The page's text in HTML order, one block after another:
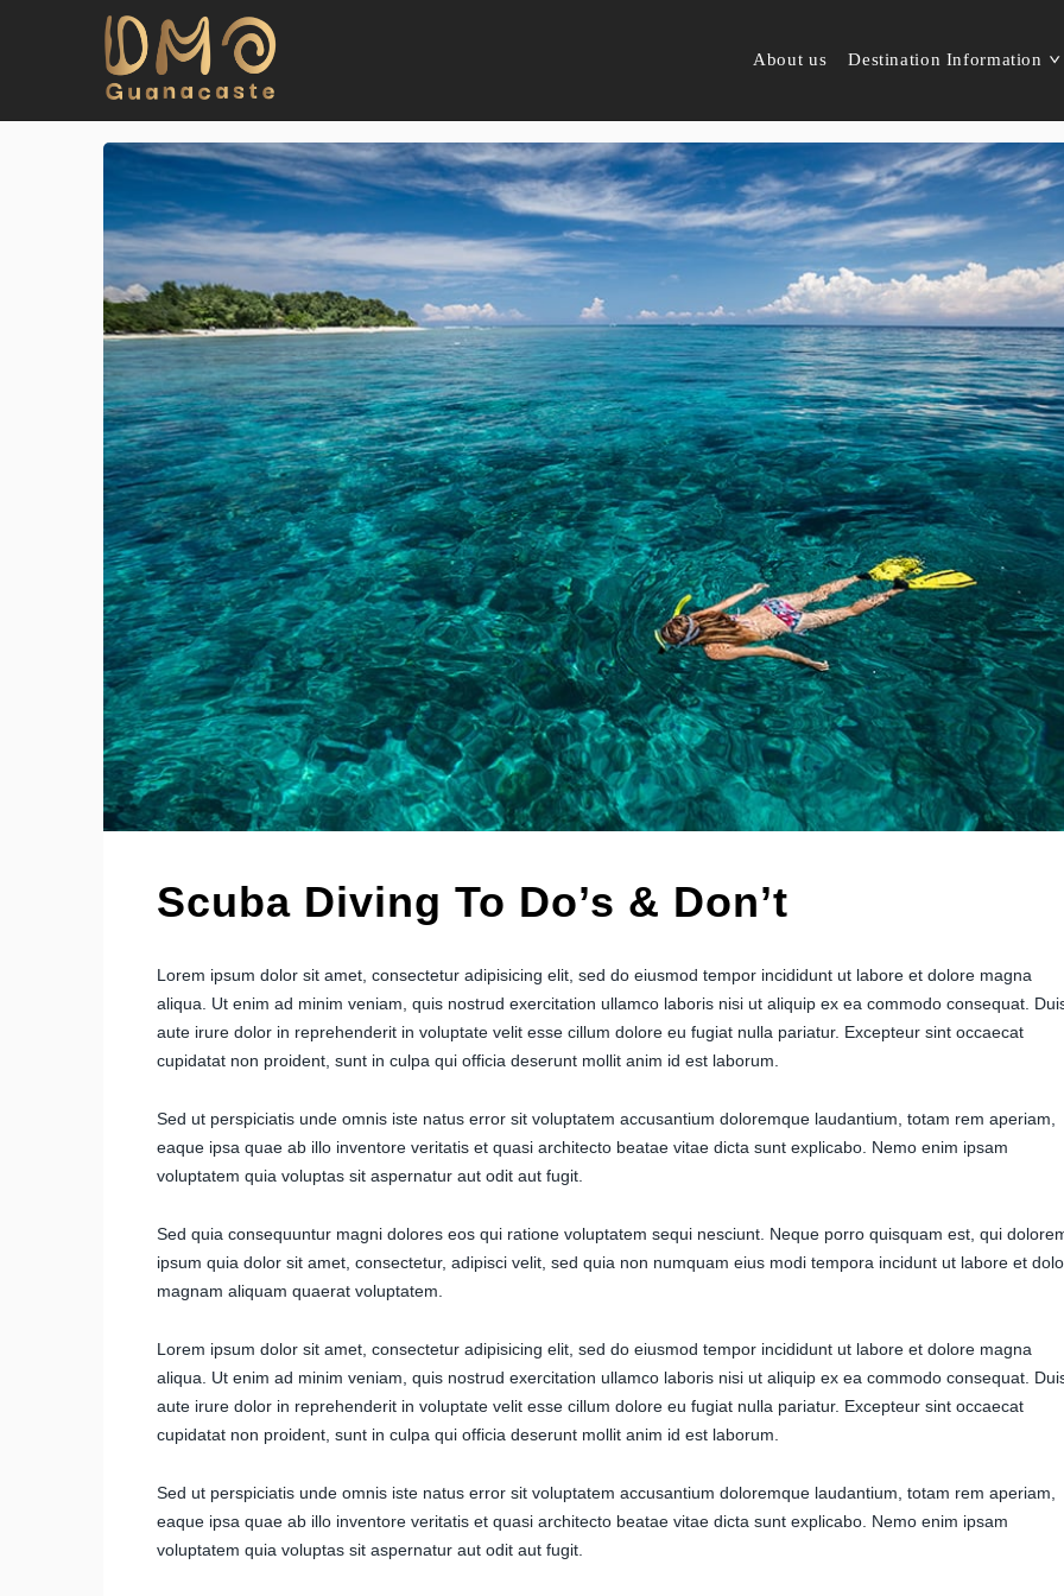
About us Destination Information
Scuba Diving To Do’s & Don’t
Lorem ipsum dolor sit amet, consectetur adipisicing elit, sed do eiusmod tempor incididunt ut labore et dolore magna
aliqua. Ut enim ad minim veniam, quis nostrud exercitation ullamco laboris nisi ut aliquip ex ea commodo consequat.
aute irure dolor in reprehenderit in voluptate velit esse cillum dolore eu fugiat nulla pariatur. Excepteur sint occaecat
cupidatat non proident, sunt in culpa qui officia deserunt mollit anim id est laborum.
Sed ut perspiciatis unde omnis iste natus error sit voluptatem accusantium doloremque laudantium, totam rem aperiam,
eaque ipsa quae ab illo inventore veritatis et quasi architecto beatae vitae dicta sunt explicabo. Nemo enim ipsam
voluptatem quia voluptas sit aspernatur aut odit aut fugit.
Sed quia consequuntur magni dolores eos qui ratione voluptatem sequi nesciunt. Neque porro quisquam est, qui
ipsum quia dolor sit amet, consectetur, adipisci velit, sed quia non numquam eius modi tempora incidunt ut labore et
magnam aliquam quaerat voluptatem.
Lorem ipsum dolor sit amet, consectetur adipisicing elit, sed do eiusmod tempor incididunt ut labore et dolore magna
aliqua. Ut enim ad minim veniam, quis nostrud exercitation ullamco laboris nisi ut aliquip ex ea commodo consequat.
aute irure dolor in reprehenderit in voluptate velit esse cillum dolore eu fugiat nulla pariatur. Excepteur sint occaecat
cupidatat non proident, sunt in culpa qui officia deserunt mollit anim id est laborum.
Sed ut perspiciatis unde omnis iste natus error sit voluptatem accusantium doloremque laudantium, totam rem aperiam,
eaque ipsa quae ab illo inventore veritatis et quasi architecto beatae vitae dicta sunt explicabo. Nemo enim ipsam
voluptatem quia voluptas sit aspernatur aut odit aut fugit.